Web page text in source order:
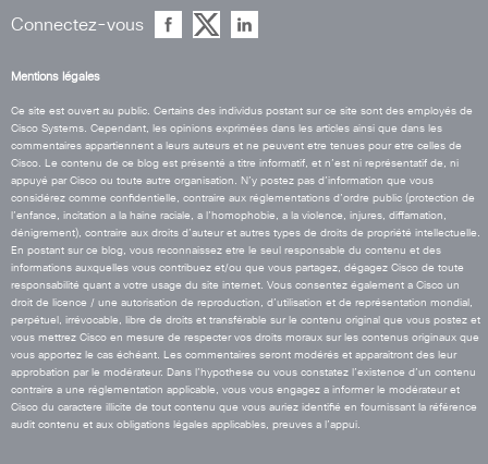
Connectez-vous
Mentions légales
Ce site est ouvert au public. Certains des individus postant sur ce site sont des employés de
Cisco Systems. Cependant, les opinions exprimées dans les articles ainsi que dans les
commentaires appartiennent a leurs auteurs et ne peuvent etre tenues pour etre celles de
Cisco. Le contenu de ce blog est présenté a titre informatif, et n’est ni représentatif de, ni
appuyé par Cisco ou toute autre organisation. N’y postez pas d’information que vous
considérez comme confidentielle, contraire aux réglementations d’ordre public (protection de
l’enfance, incitation a la haine raciale, a l’homophobie, a la violence, injures, diffamation,
dénigrement), contraire aux droits d’auteur et autres types de droits de propriété intellectuelle.
En postant sur ce blog, vous reconnaissez etre le seul responsable du contenu et des
informations auxquelles vous contribuez et/ou que vous partagez, dégagez Cisco de toute
responsabilité quant a votre usage du site internet. Vous consentez également a Cisco un
droit de licence / une autorisation de reproduction, d’utilisation et de représentation mondial,
perpétuel, irrévocable, libre de droits et transférable sur le contenu original que vous postez et
vous mettrez Cisco en mesure de respecter vos droits moraux sur les contenus originaux que
vous apportez le cas échéant. Les commentaires seront modérés et apparaitront des leur
approbation par le modérateur. Dans l’hypothese ou vous constatez l’existence d’un contenu
contraire a une réglementation applicable, vous vous engagez a informer le modérateur et
Cisco du caractere illicite de tout contenu que vous auriez identifié en fournissant la référence
audit contenu et aux obligations légales applicables, preuves a l’appui.